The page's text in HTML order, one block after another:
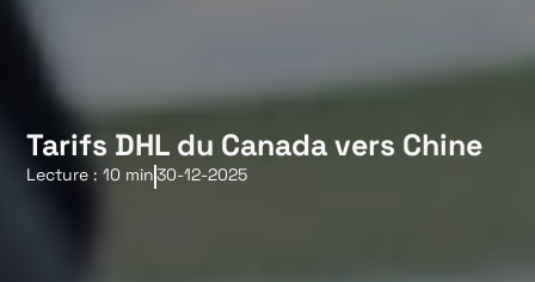
Tarifs DHL du Canada vers Chine
Lecture : 10 min30-12-2025